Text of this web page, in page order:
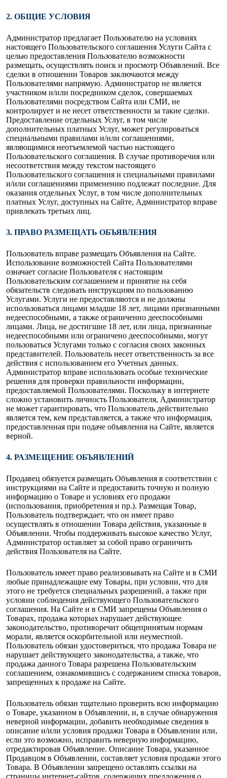
2. ОБЩИЕ УСЛОВИЯ
Администратор предлагает Пользователю на условиях
настоящего Пользовательского соглашения Услуги Сайта с
целью предоставления Пользователю возможности
размещать, осуществлять поиск и просмотр Объявлений. Все
сделки в отношении Товаров заключаются между
Пользователями напрямую. Администратор не является
участником и/или посредником сделок, совершаемых
Пользователями посредством Сайта или СМИ, не
контролирует и не несет ответственности за такие сделки.
Предоставление отдельных Услуг, в том числе
дополнительных платных Услуг, может регулироваться
специальными правилами и/или соглашениями,
являющимися неотъемлемой частью настоящего
Пользовательского соглашения. В случае противоречия или
несоответствия между текстом настоящего
Пользовательского соглашения и специальными правилами
и/или соглашениями применению подлежат последние. Для
оказания отдельных Услуг, в том числе дополнительных
платных Услуг, доступных на Сайте, Администратор вправе
привлекать третьих лиц.
3. ПРАВО РАЗМЕЩАТЬ ОБЪЯВЛЕНИЯ
Пользователь вправе размещать Объявления на Сайте.
Использование возможностей Сайта Пользователями
означает согласие Пользователя с настоящим
Пользовательским соглашением и принятие на себя
обязательств следовать инструкциям по пользованию
Услугами. Услуги не предоставляются и не должны
использоваться лицами младше 18 лет, лицами признанными
недееспособными, а также ограниченно дееспособными
лицами. Лица, не достигшие 18 лет, или лица, признанные
недееспособными или ограничено дееспособными, могут
пользоваться Услугами только с согласия своих законных
представителей. Пользователь несет ответственность за все
действия с использованием его Учетных данных.
Администратор вправе использовать особые технические
решения для проверки правильности информации,
предоставляемой Пользователями. Поскольку в интернете
сложно установить личность Пользователя, Администратор
не может гарантировать, что Пользователь действительно
является тем, кем представляется, а также что информация,
предоставленная при подаче объявления на Сайте, является
верной.
4. РАЗМЕЩЕНИЕ ОБЪЯВЛЕНИЙ
Продавец обязуется размещать Объявления в соответствии с
инструкциями на Сайте и предоставить точную и полную
информацию о Товаре и условиях его продажи
(использования, приобретения и пр.). Размещая Товар,
Пользователь подтверждает, что он имеет право
осуществлять в отношении Товара действия, указанные в
Объявлении. Чтобы поддерживать высокое качество Услуг,
Администратор оставляет за собой право ограничить
действия Пользователя на Сайте.
Пользователь имеет право реализовывать на Сайте и в СМИ
любые принадлежащие ему Товары, при условии, что для
этого не требуется специальных разрешений, а также при
условии соблюдения действующего Пользовательского
соглашения. На Сайте и в СМИ запрещены Объявления о
Товарах, продажа которых нарушает действующее
законодательство, противоречит общепринятым нормам
морали, является оскорбительной или неуместной.
Пользователь обязан удостовериться, что продажа Товара не
нарушает действующего законодательства, а также, что
продажа данного Товара разрешена Пользовательским
соглашением, ознакомившись с содержанием списка товаров,
запрещенных к продаже на Сайте.
Пользователь обязан тщательно проверить всю информацию
о Товаре, указанном в Объявлении, и, в случае обнаружения
неверной информации, добавить необходимые сведения в
описание и/или условия продажи Товара в Объявлении или,
если это возможно, исправить неверную информацию,
отредактировав Объявление. Описание Товара, указанное
Продавцом в Объявлении, составляет условия продажи этого
Товара. В Объявлении запрещено оставлять ссылки на
страницы интернет-сайтов, содержащих предложения о